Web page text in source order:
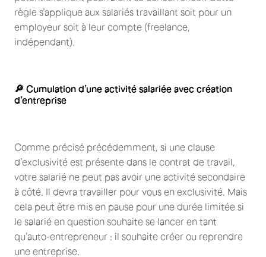
règle s’applique aux salariés travaillant soit pour un
employeur soit à leur compte (freelance,
indépendant).
🔎 Cumulation d’une activité salariée avec création
d’entreprise
Comme précisé précédemment, si une clause
d’exclusivité est présente dans le contrat de travail,
votre salarié ne peut pas avoir une activité secondaire
à côté. Il devra travailler pour vous en exclusivité. Mais
cela peut être mis en pause pour une durée limitée si
le salarié en question souhaite se lancer en tant
qu’auto-entrepreneur : il souhaite créer ou reprendre
une entreprise.